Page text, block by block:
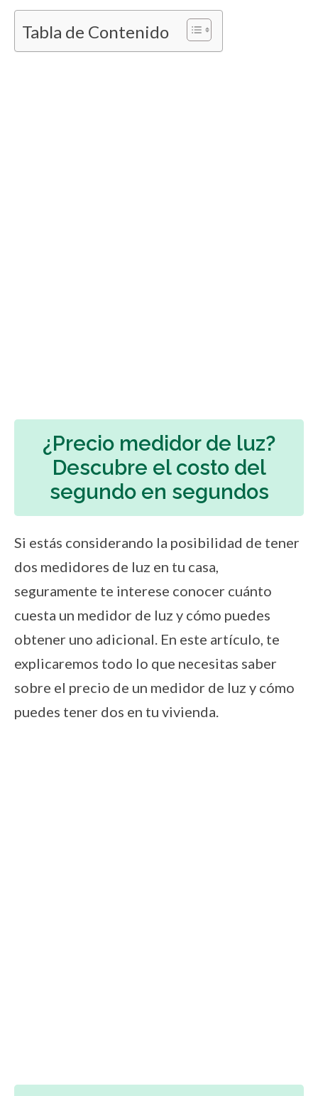
Tabla de Contenido
¿Precio medidor de luz?
Descubre el costo del
segundo en segundos
Si estás considerando la posibilidad de tener
dos medidores de luz en tu casa,
seguramente te interese conocer cuánto
cuesta un medidor de luz y cómo puedes
obtener uno adicional. En este artículo, te
explicaremos todo lo que necesitas saber
sobre el precio de un medidor de luz y cómo
puedes tener dos en tu vivienda.